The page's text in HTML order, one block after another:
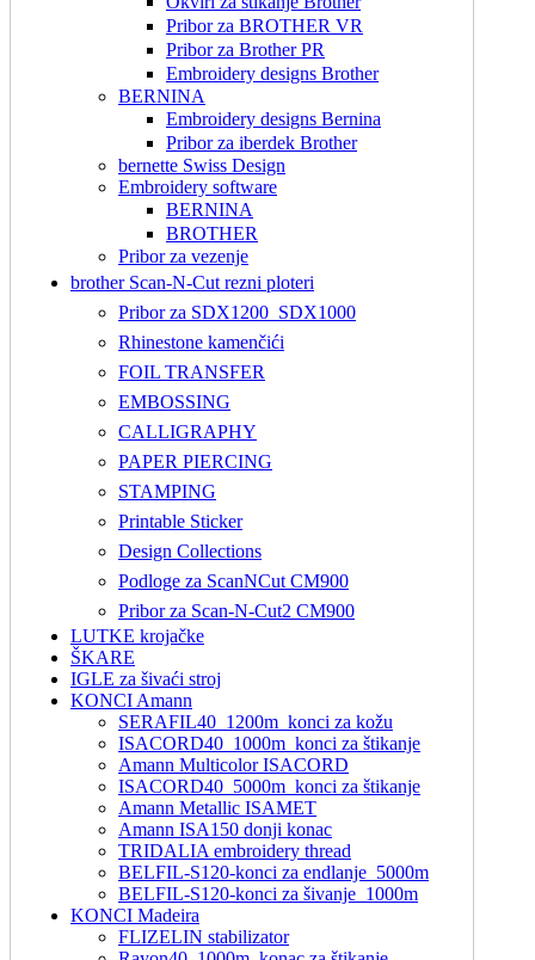
Pribor za BROTHER VR
Pribor za Brother PR
Embroidery designs Brother
BERNINA
Embroidery designs Bernina
Pribor za iberdek Brother
bernette Swiss Design
Embroidery software
BERNINA
BROTHER
Pribor za vezenje
brother Scan-N-Cut rezni ploteri
Pribor za SDX1200_SDX1000
Rhinestone kamenčići
FOIL TRANSFER
EMBOSSING
CALLIGRAPHY
PAPER PIERCING
STAMPING
Printable Sticker
Design Collections
Podloge za ScanNCut CM900
Pribor za Scan-N-Cut2 CM900
LUTKE krojačke
ŠKARE
IGLE za šivaći stroj
KONCI Amann
SERAFIL40_1200m_konci za kožu
ISACORD40_1000m_konci za štikanje
Amann Multicolor ISACORD
ISACORD40_5000m_konci za štikanje
Amann Metallic ISAMET
Amann ISA150 donji konac
TRIDALIA embroidery thread
BELFIL-S120-konci za endlanje_5000m
BELFIL-S120-konci za šivanje_1000m
KONCI Madeira
FLIZELIN stabilizator